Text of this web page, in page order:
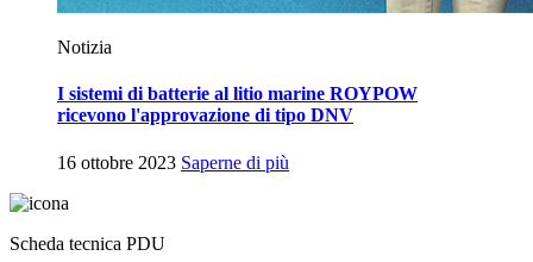
Notizia
I sistemi di batterie al litio marine ROYPOW
ricevono l'approvazione di tipo DNV
16 ottobre 2023 Saperne di più
Scheda tecnica PDU